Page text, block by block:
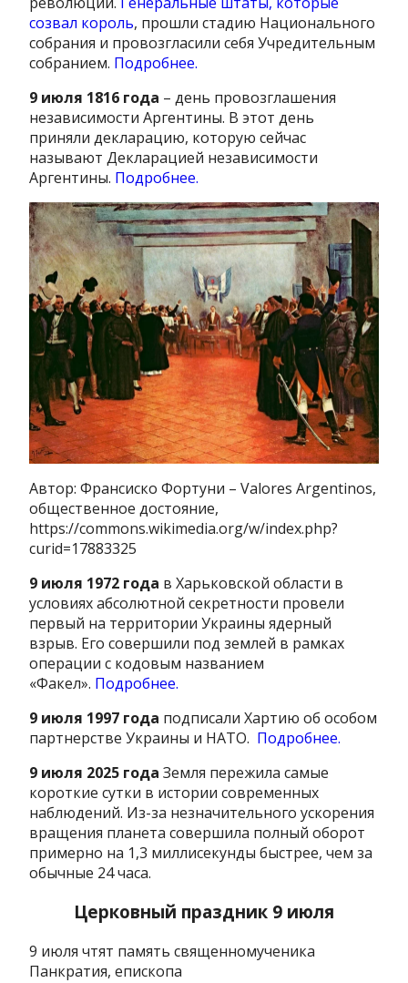
созвал король, прошли стадию Национального
собрания и провозгласили себя Учредительным
собранием. Подробнее.
9 июля 1816 года – день провозглашения
независимости Аргентины. В этот день
приняли декларацию, которую сейчас
называют Декларацией независимости
Аргентины. Подробнее.
Автор: Франсиско Фортуни – Valores Argentinos,
общественное достояние,
https://commons.wikimedia.org/w/index.php?
curid=17883325
9 июля 1972 года в Харьковской области в
условиях абсолютной секретности провели
первый на территории Украины ядерный
взрыв. Его совершили под землей в рамках
операции с кодовым названием
«Факел». Подробнее.
9 июля 1997 года подписали Хартию об особом
партнерстве Украины и НАТО. Подробнее.
9 июля 2025 года Земля пережила самые
короткие сутки в истории современных
наблюдений. Из-за незначительного ускорения
вращения планета совершила полный оборот
примерно на 1,3 миллисекунды быстрее, чем за
обычные 24 часа.
Церковный праздник 9 июля
9 июля чтят память священномученика
Панкратия, епископа